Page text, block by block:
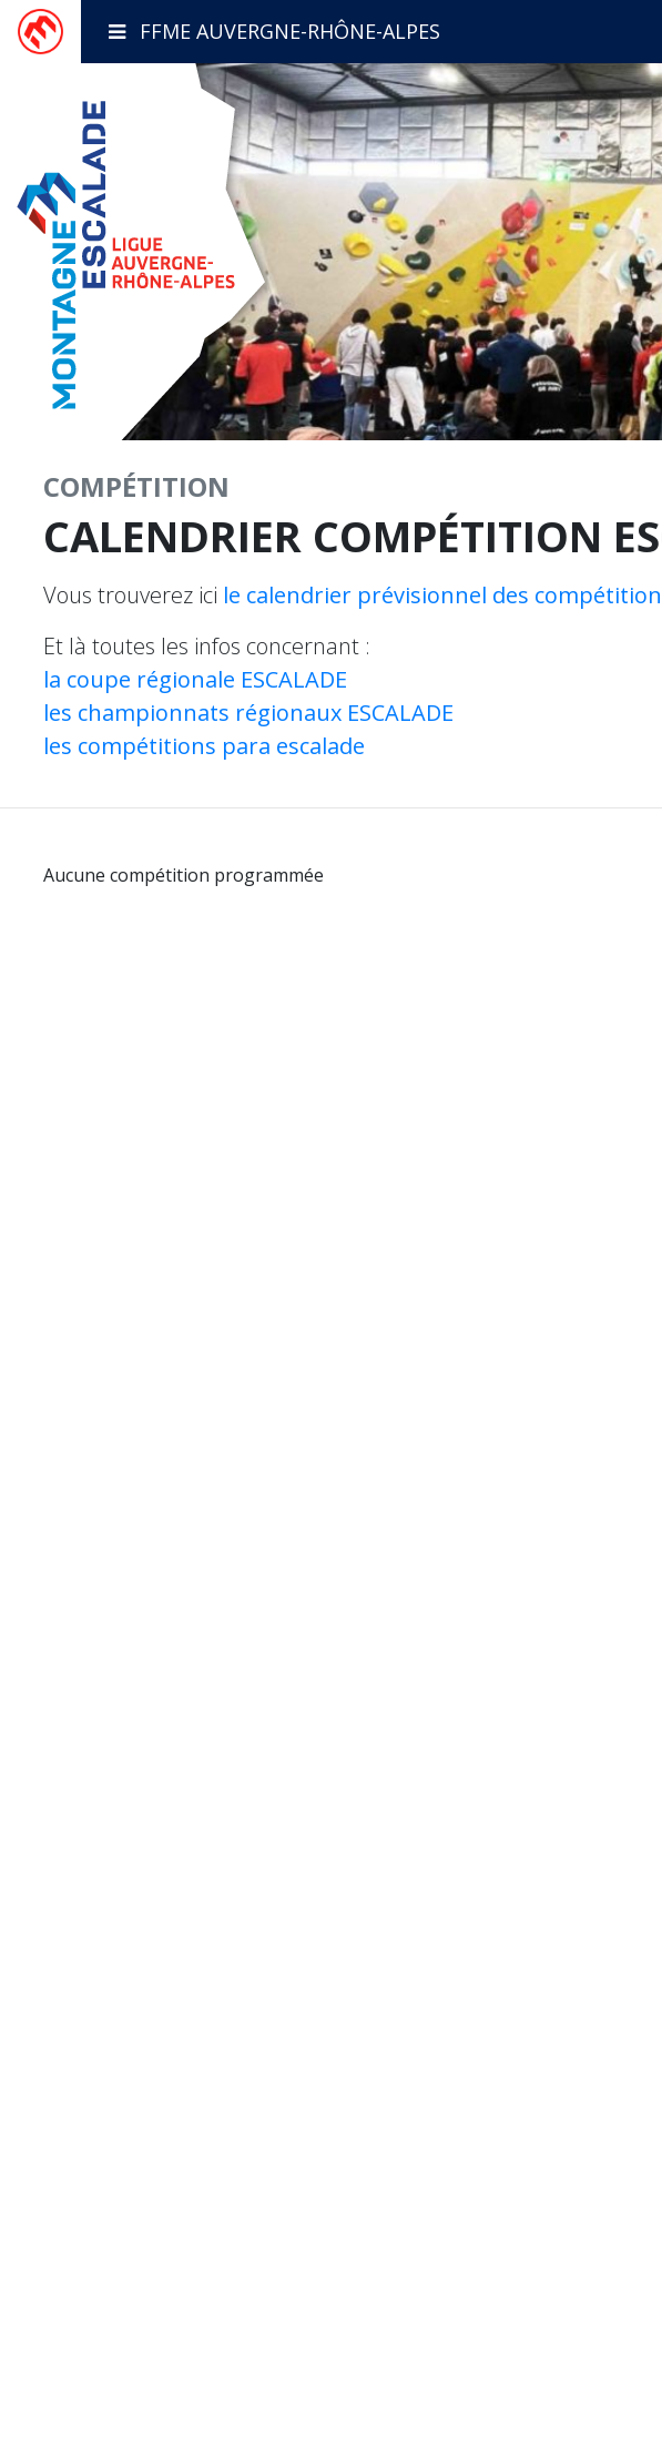
FFME AUVERGNE-RHÔNE-ALPES
COMPÉTITION
CALENDRIER COMPÉTITION
Vous trouverez ici le calendrier prévisionnel des
Et là toutes les infos concernant :
la coupe régionale ESCALADE
les championnats régionaux ESCALADE
les compétitions para escalade
Aucune compétition programmée